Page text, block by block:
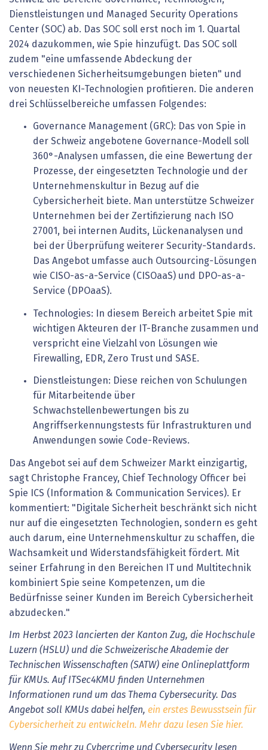
Dienstleistungen und Managed Security Operations
Center (SOC) ab. Das SOC soll erst noch im 1. Quartal
2024 dazukommen, wie Spie hinzufügt. Das SOC soll
zudem "eine umfassende Abdeckung der
verschiedenen Sicherheitsumgebungen bieten" und
von neuesten KI-Technologien profitieren. Die anderen
drei Schlüsselbereiche umfassen Folgendes:
Governance Management (GRC): Das von Spie in
der Schweiz angebotene Governance-Modell soll
360°-Analysen umfassen, die eine Bewertung der
Prozesse, der eingesetzten Technologie und der
Unternehmenskultur in Bezug auf die
Cybersicherheit biete. Man unterstütze Schweizer
Unternehmen bei der Zertifizierung nach ISO
27001, bei internen Audits, Lückenanalysen und
bei der Überprüfung weiterer Security-Standards.
Das Angebot umfasse auch Outsourcing-Lösungen
wie CISO-as-a-Service (CISOaaS) und DPO-as-a-
Service (DPOaaS).
Technologies: In diesem Bereich arbeitet Spie mit
wichtigen Akteuren der IT-Branche zusammen und
verspricht eine Vielzahl von Lösungen wie
Firewalling, EDR, Zero Trust und SASE.
Dienstleistungen: Diese reichen von Schulungen
für Mitarbeitende über
Schwachstellenbewertungen bis zu
Angriffserkennungstests für Infrastrukturen und
Anwendungen sowie Code-Reviews.
Das Angebot sei auf dem Schweizer Markt einzigartig,
sagt Christophe Francey, Chief Technology Officer bei
Spie ICS (Information & Communication Services). Er
kommentiert: "Digitale Sicherheit beschränkt sich nicht
nur auf die eingesetzten Technologien, sondern es geht
auch darum, eine Unternehmenskultur zu schaffen, die
Wachsamkeit und Widerstandsfähigkeit fördert. Mit
seiner Erfahrung in den Bereichen IT und Multitechnik
kombiniert Spie seine Kompetenzen, um die
Bedürfnisse seiner Kunden im Bereich Cybersicherheit
abzudecken."
Im Herbst 2023 lancierten der Kanton Zug, die Hochschule
Luzern (HSLU) und die Schweizerische Akademie der
Technischen Wissenschaften (SATW) eine Onlineplattform
für KMUs. Auf ITSec4KMU finden Unternehmen
Informationen rund um das Thema Cybersecurity. Das
Angebot soll KMUs dabei helfen, ein erstes Bewusstsein für
Cybersicherheit zu entwickeln. Mehr dazu lesen Sie hier.
Wenn Sie mehr zu Cybercrime und Cybersecurity lesen